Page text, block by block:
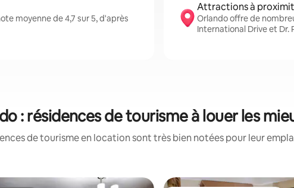
moyenne de 4,7 sur 5, d'après
Attractions à
Orlando offre de
International Drive et Dr.
: résidences de tourisme à louer les
de tourisme en location sont très bien notées pour leur